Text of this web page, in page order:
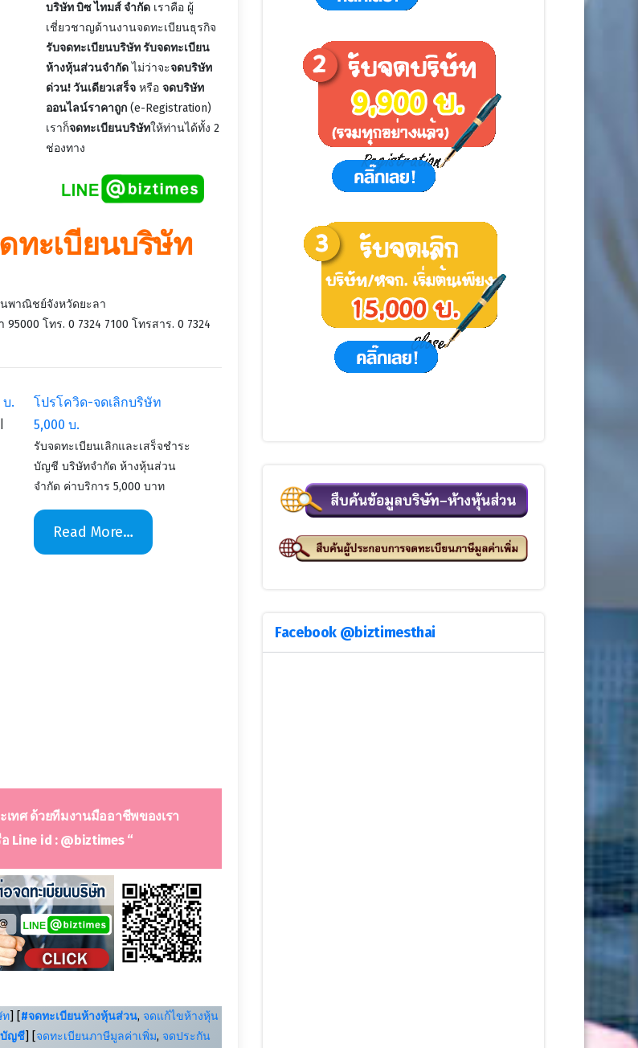
บริษัท บิซ ไทมส์ จำกัด เราคือ ผู้
เชี่ยวชาญด้านงานจดทะเบียนธุรกิจ
รับจดทะเบียนบริษัท รับจดทะเบียน
ห้างหุ้นส่วนจำกัด ไม่ว่าจะจดบริษัท
ด่วน! วันเดียวเสร็จ หรือจดบริษัท
ออนไลน์ราคาถูก (e-Registration)
เราก็จดทะเบียนบริษัทให้ท่านได้ทั้ง 2
ช่องทาง
ทะเบียนบริษัท
พาณิชย์จังหวัดยะลา
โทร. 0 7324 7100 โทรสาร. 0 7324
.
โปรโควิด-จดเลิกบริษัท
5,000 บ.
รับจดทะเบียนเลิกและเสร็จชำระ
บัญชี บริษัทจำกัด ห้างหุ้นส่วน
จำกัด ค่าบริการ 5,000 บาท
Read More…
ทศ ด้วยทีมงานมืออาชีพของเรา
Line id : @biztimes “
ท] [#จดทะเบียนห้างหุ้นส่วน, จดแก้ไขห้างหุ้น
บัญชี] [จดทะเบียนภาษีมูลค่าเพิ่ม, จดประกัน
Facebook @biztimesthai